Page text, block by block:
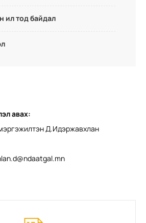
ил тод байдал
авах:
Д.Идэржавхлан